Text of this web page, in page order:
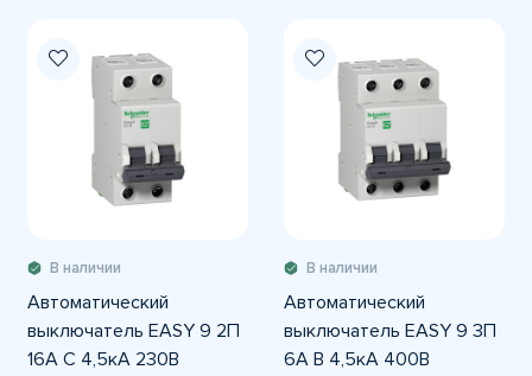
В наличии
Автоматический
выключатель EASY 9 2П
16А С 4,5кА 230В
В наличии
Автоматический
выключатель EASY 9 3П
6A B 4,5кА 400В